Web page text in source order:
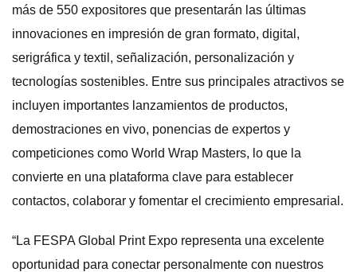
más de 550 expositores que presentarán las últimas
innovaciones en impresión de gran formato, digital,
serigráfica y textil, señalización, personalización y
tecnologías sostenibles. Entre sus principales atractivos se
incluyen importantes lanzamientos de productos,
demostraciones en vivo, ponencias de expertos y
competiciones como World Wrap Masters, lo que la
convierte en una plataforma clave para establecer
contactos, colaborar y fomentar el crecimiento empresarial.
“La FESPA Global Print Expo representa una excelente
oportunidad para conectar personalmente con nuestros